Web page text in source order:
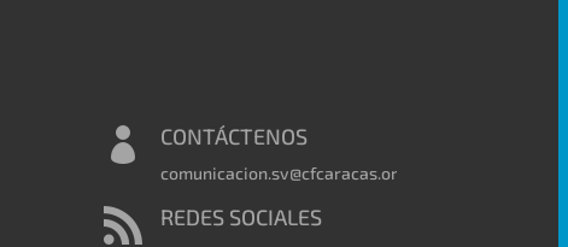
 CONTÁCTENOS
comunicacion.sv@cfcaracas.org
 REDES SOCIALES